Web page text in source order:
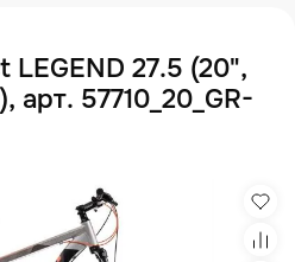
27.5 (20",
57710_20_GR-